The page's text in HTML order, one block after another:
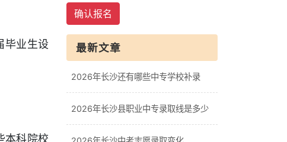
毕业生设
本科院校
确认报名
最新文章
2026年长沙还有哪些中专学校补录
2026年长沙县职业中专录取线是多少